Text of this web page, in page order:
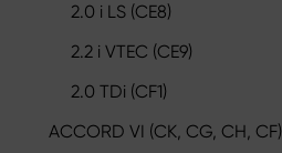
2.0 i LS (CE8)
2.2 i VTEC (CE9)
2.0 TDi (CF1)
ACCORD VI (CK, CG, CH, CF)